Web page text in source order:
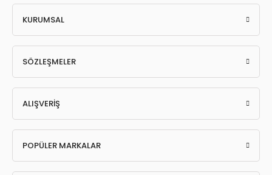
KURUMSAL
SÖZLEŞMELER
ALIŞVERİŞ
POPÜLER MARKALAR